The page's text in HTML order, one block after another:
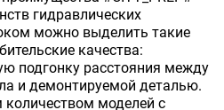
гидравлических
можно выделить такие
качества:
подгонку расстояния между
и демонтируемой деталью.
моделей с